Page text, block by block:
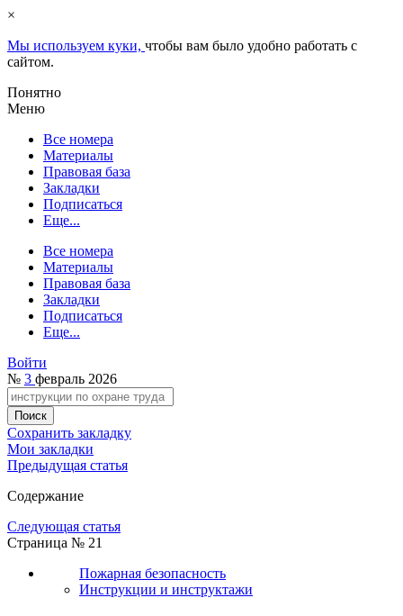
×
Мы используем куки, чтобы вам было удобно работать с
сайтом.
Понятно
Меню
Все номера
Материалы
Правовая база
Закладки
Подписаться
Еще...
Все номера
Материалы
Правовая база
Закладки
Подписаться
Еще...
Войти
№ 3 февраль 2026
Сохранить закладку
Мои закладки
Предыдущая статья
Содержание
Следующая статья
Страница № 21
Пожарная безопасность
Инструкции и инструктажи